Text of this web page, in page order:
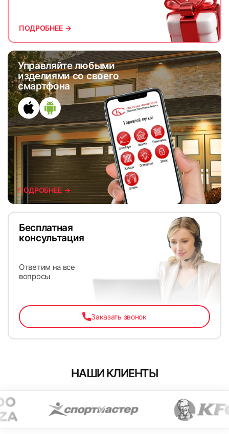
Управляйте любыми
изделиями со своего
смартфона
ПОДРОБНЕЕ →
ПОДРОБНЕЕ →
Бесплатная
консультация
Ответим на все
вопросы
Заказать звонок
НАШИ КЛИЕНТЫ